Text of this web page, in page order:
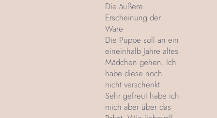
Die äußere
Erscheinung der
Ware
Die Puppe soll an ein
eineinhalb Jahre altes
Mädchen gehen. Ich
habe diese noch
nicht verschenkt.
Sehr gefreut habe ich
mich aber über das